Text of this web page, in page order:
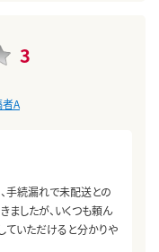
3
A
手続漏れで未配送との
ましたが、いくつも頼ん
ていただけると分かりや